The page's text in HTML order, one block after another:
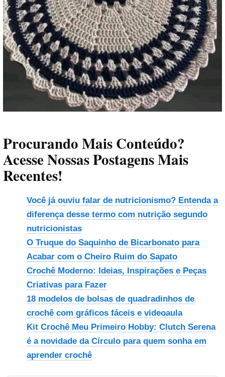
Procurando Mais Conteúdo?
Acesse Nossas Postagens Mais
Recentes!
Você já ouviu falar de nutricionismo? Entenda a
diferença desse termo com nutrição segundo
nutricionistas
O Truque do Saquinho de Bicarbonato para
Acabar com o Cheiro Ruim do Sapato
Crochê Moderno: Ideias, Inspirações e Peças
Criativas para Fazer
18 modelos de bolsas de quadradinhos de
crochê com gráficos fáceis e videoaula
Kit Crochê Meu Primeiro Hobby: Clutch Serena
é a novidade da Círculo para quem sonha em
aprender crochê